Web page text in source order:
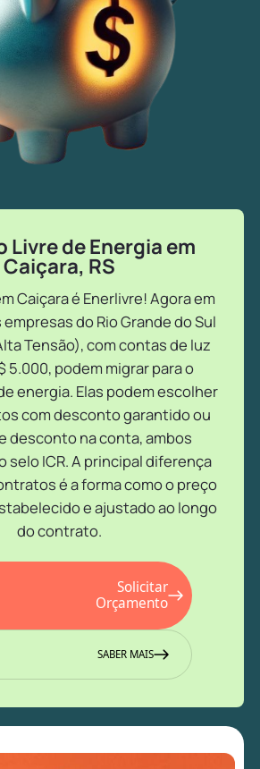
Livre de Energia em
Caiçara, RS
Caiçara é Enerlivre! Agora em
do Rio Grande do Sul
Tensão), com contas de luz
5.000, podem migrar para o
energia. Elas podem escolher
com desconto garantido ou
desconto na conta, ambos
selo ICR. A principal diferença
é a forma como o preço
e ajustado ao longo
do contrato.
Solicitar
Orçamento
SABER MAIS